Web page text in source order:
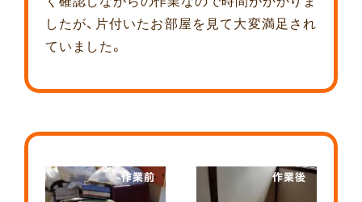
したが、片付いたお部屋を見て大変満足され
ていました。
作業前 作業後